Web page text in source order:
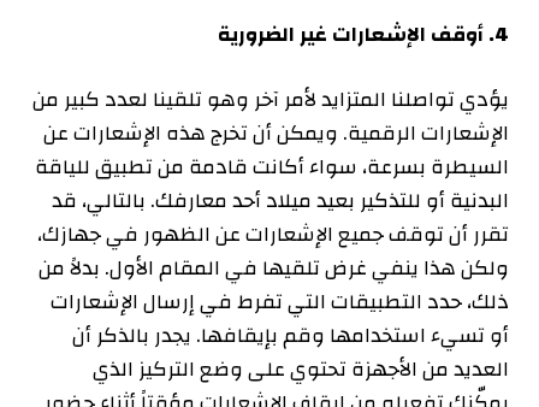
4
.أوقف الإشعارات غير الضرورية
يؤدي تواصلنا المتزايد لأمر آخر وهو تلقينا لعدد كبير من
الإشعارات الرقمية. ويمكن أن تخرج هذه الإشعارات عن
السيطرة بسرعة، سواء أكانت قادمة من تطبيق للياقة
البدنية أو للتذكير بعيد ميلاد أحد معارفك. بالتالي، قد
تقرر أن توقف جميع الإشعارات عن الظهور في جهازك،
ولكن هذا ينفي غرض تلقيها في المقام الأول. بدلاً من
ذلك، حدد التطبيقات التي تفرط في إرسال الإشعارات
أو تسيء استخدامها وقم بإيقافها. يجدر بالذكر أن
العديد من الأجهزة تحتوي على وضع التركيز الذي